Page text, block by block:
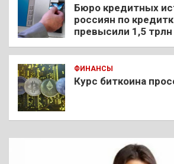
Бюро кредитных
россиян по
превысили 1,5 трлн
ФИНАНСЫ
Курс биткоина